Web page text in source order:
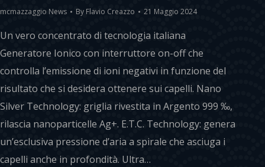
mcmazzaggio News By Flavio Creazzo 21 Maggio 2024
Un vero concentrato di tecnologia italiana
Generatore Ionico con interruttore on-off che
controlla l’emissione di ioni negativi in funzione del
risultato che si desidera ottenere sui capelli. Nano
Silver Technology: griglia rivestita in Argento 999 ‰,
rilascia nanoparticelle Ag+. E.T.C. Technology: genera
un’esclusiva pressione d’aria a spirale che asciuga i
capelli anche in profondità. Ultra…